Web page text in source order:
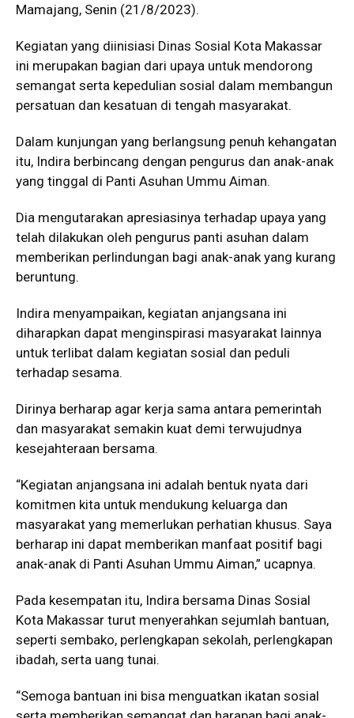
Mamajang, Senin (21/8/2023).
Kegiatan yang diinisiasi Dinas Sosial Kota Makassar
ini merupakan bagian dari upaya untuk mendorong
semangat serta kepedulian sosial dalam membangun
persatuan dan kesatuan di tengah masyarakat.
Dalam kunjungan yang berlangsung penuh kehangatan
itu, Indira berbincang dengan pengurus dan anak-anak
yang tinggal di Panti Asuhan Ummu Aiman.
Dia mengutarakan apresiasinya terhadap upaya yang
telah dilakukan oleh pengurus panti asuhan dalam
memberikan perlindungan bagi anak-anak yang kurang
beruntung.
Indira menyampaikan, kegiatan anjangsana ini
diharapkan dapat menginspirasi masyarakat lainnya
untuk terlibat dalam kegiatan sosial dan peduli
terhadap sesama.
Dirinya berharap agar kerja sama antara pemerintah
dan masyarakat semakin kuat demi terwujudnya
kesejahteraan bersama.
“Kegiatan anjangsana ini adalah bentuk nyata dari
komitmen kita untuk mendukung keluarga dan
masyarakat yang memerlukan perhatian khusus. Saya
berharap ini dapat memberikan manfaat positif bagi
anak-anak di Panti Asuhan Ummu Aiman,” ucapnya.
Pada kesempatan itu, Indira bersama Dinas Sosial
Kota Makassar turut menyerahkan sejumlah bantuan,
seperti sembako, perlengkapan sekolah, perlengkapan
ibadah, serta uang tunai.
“Semoga bantuan ini bisa menguatkan ikatan sosial